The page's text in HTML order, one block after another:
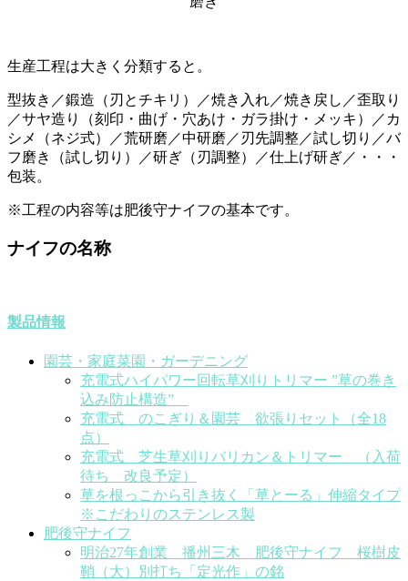
生産工程は大きく分類すると。
型抜き／鍛造（刃とチキリ）／焼き入れ／焼き戻し／歪取り
／サヤ造り（刻印・曲げ・穴あけ・ガラ掛け・メッキ）／カ
シメ（ネジ式）／荒研磨／中研磨／刃先調整／試し切り／バ
フ磨き（試し切り）／研ぎ（刃調整）／仕上げ研ぎ／・・・
包装。
※工程の内容等は肥後守ナイフの基本です。
ナイフの名称
製品情報
園芸・家庭菜園・ガーデニング
充電式ハイパワー回転草刈りトリマー ”草の巻き
込み防止構造”
充電式 のこぎり＆園芸 欲張りセット（全18
点）
充電式 芝生草刈りバリカン＆トリマー （入荷
待ち 改良予定）
草を根っこから引き抜く「草とーる」伸縮タイプ
※こだわりのステンレス製
肥後守ナイフ
明治27年創業 播州三木 肥後守ナイフ 桜樹皮
鞘（大）別打ち「定光作」の銘